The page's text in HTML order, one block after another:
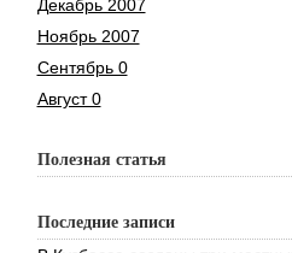
Декабрь 2007
Ноябрь 2007
Сентябрь 0
Август 0
Полезная статья
Последние записи